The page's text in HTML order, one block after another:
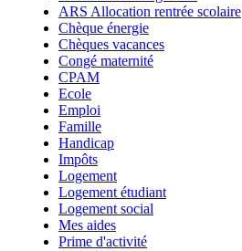
ARS Allocation rentrée scolaire
Chèque énergie
Chèques vacances
Congé maternité
CPAM
Ecole
Emploi
Famille
Handicap
Impôts
Logement
Logement étudiant
Logement social
Mes aides
Prime d'activité